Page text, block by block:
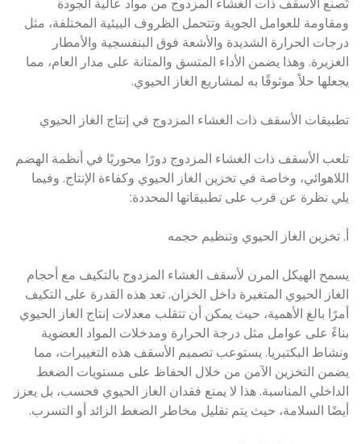
ومقاومة للعوامل الجوية وتتحمل الظروف البيئية المختلفة، مثل
درجات الحرارة الشديدة والأشعة فوق البنفسجية والأمطار
الغزيرة. وهذا يضمن الأداء المتسق والمتانة على مدار العام، مما
يجعلها حلاً موثوقًا به لمشاريع الغاز الحيوي.
تطبيقات الأسقف ذات الغشاء المزدوج في إنتاج الغاز الحيوي
تلعب الأسقف ذات الغشاء المزدوج دورًا محوريًا في أنظمة الهضم
اللاهوائي، وخاصة في تخزين الغاز الحيوي وكفاءة الإنتاج. وفيما
يلي نظرة عن قرب على تطبيقاتها المحددة:
أ. تخزين الغاز الحيوي وتنظيم حجمه
يسمح الهيكل المرن لأسقف الغشاء المزدوج بالتكيف مع أحجام
الغاز الحيوي المتغيرة داخل الخزان. تعد هذه القدرة على التكيف
أمرًا بالغ الأهمية، حيث يمكن أن تتقلب معدلات إنتاج الغاز الحيوي
بناءً على عوامل مثل درجة الحرارة ومدخلات المواد العضوية
ونشاط البكتيريا. يستوعب تصميم الأسقف هذه التغييرات، مما
يضمن التخزين الآمن من خلال الحفاظ على مستويات الضغط
الداخلي المناسبة. هذا لا يمنع فقدان الغاز الحيوي فحسب، بل يعزز
أيضًا السلامة، حيث يتم تقليل مخاطر الضغط الزائد أو التسرب.